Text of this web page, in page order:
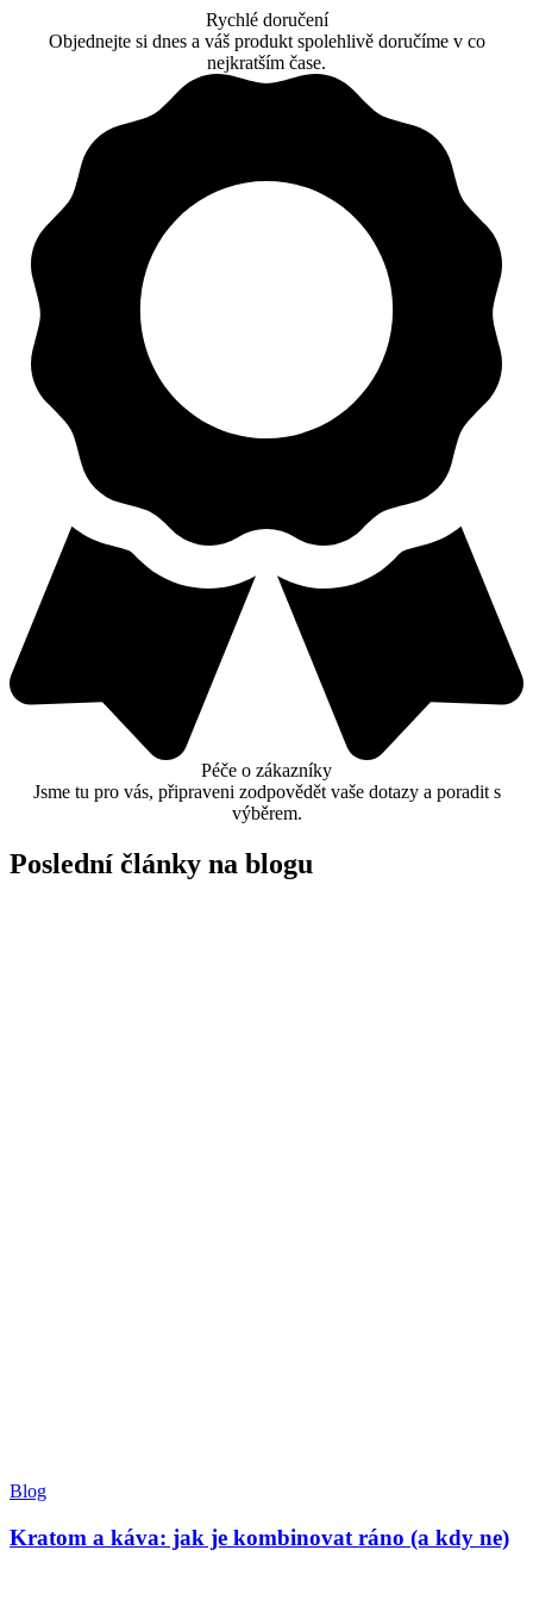
Rychlé doručení
Objednejte si dnes a váš produkt spolehlivě doručíme v co
nejkratším čase.
Péče o zákazníky
Jsme tu pro vás, připraveni zodpovědět vaše dotazy a poradit s
výběrem.
Poslední články na blogu
Blog
Kratom a káva: jak je kombinovat ráno (a kdy ne)